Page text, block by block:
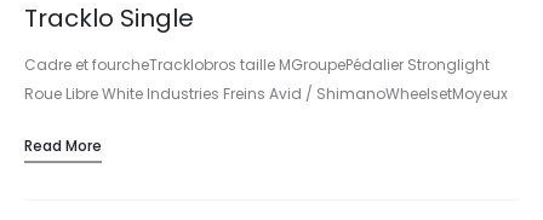
Tracklo Single
Cadre et fourcheTracklobros taille MGroupePédalier Stronglight
Roue Libre White Industries Freins Avid / ShimanoWheelsetMoyeux
Read More